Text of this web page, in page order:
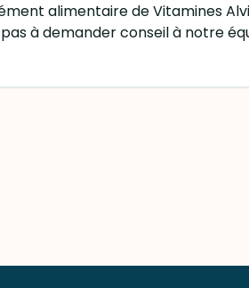
alimentaire de Vitamines
à demander conseil à notre